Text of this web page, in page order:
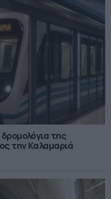
της
την Καλαμαριά